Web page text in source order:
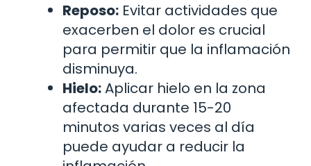
Reposo: Evitar actividades que
exacerben el dolor es crucial
para permitir que la inflamación
disminuya.
Hielo:Aplicar hielo en la zona
afectada durante 15-20
minutos varias veces al día
puede ayudar a reducir la